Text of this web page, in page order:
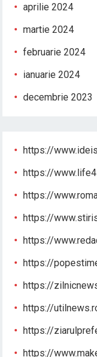
aprilie 2024
martie 2024
februarie 2024
ianuarie 2024
decembrie 2023
https://
https://
https://
https://
https://
https://
https://
https://
https://
https://